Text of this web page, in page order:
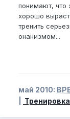
понимают, что
хорошо
тренить
онанизмом...
май 2010: